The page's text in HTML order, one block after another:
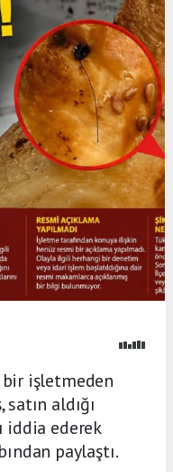
işletmeden
aldığı
iddia ederek
paylaştı.